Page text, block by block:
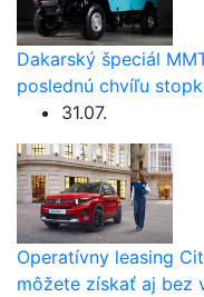
Dakarský špeciál
poslednú chvíľu
31.07.
Operatívny leasing
môžete získať aj bez